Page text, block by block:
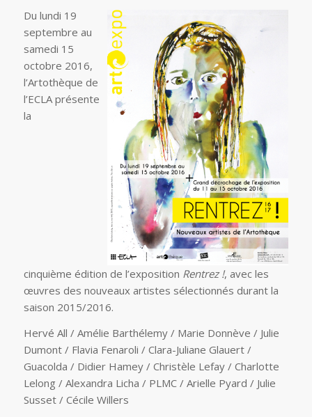
Du lundi 19
septembre au
samedi 15
octobre 2016,
l’Artothèque de
l’ECLA présente
la
cinquième édition de l’exposition Rentrez !, avec les
œuvres des nouveaux artistes sélectionnés durant la
saison 2015/2016.
Hervé All / Amélie Barthélemy / Marie Donnève / Julie
Dumont / Flavia Fenaroli / Clara-Juliane Glauert /
Guacolda / Didier Hamey / Christèle Lefay / Charlotte
Lelong / Alexandra Licha / PLMC / Arielle Pyard / Julie
Susset / Cécile Willers